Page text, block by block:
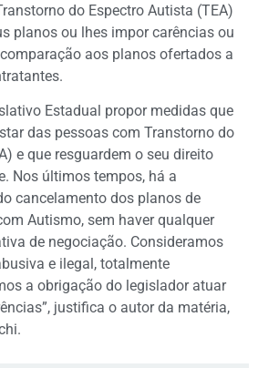
do Espectro Autista (TEA)
planos ou lhes impor carências ou
aos planos ofertados a
Estadual propor medidas que
das pessoas com Transtorno do
e que resguardem o seu direito
Nos últimos tempos, há a
cancelamento dos planos de
Autismo, sem haver qualquer
de negociação. Consideramos
e ilegal, totalmente
a obrigação do legislador atuar
justifica o autor da matéria,